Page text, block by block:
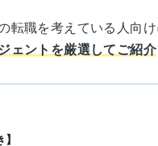
転職を考えている人向
ェントを厳選してご紹介